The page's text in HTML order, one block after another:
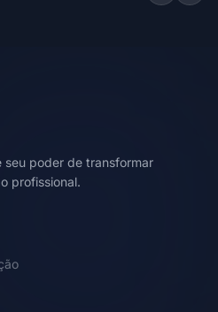
seu poder de transformar
profissional.